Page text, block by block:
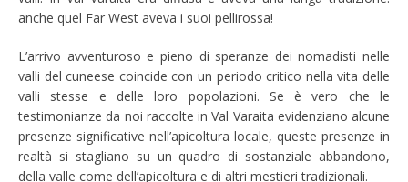
anche quel Far West aveva i suoi pellirossa!
L’arrivo avventuroso e pieno di speranze dei nomadisti nelle
valli del cuneese coincide con un periodo critico nella vita delle
valli stesse e delle loro popolazioni. Se è vero che le
testimonianze da noi raccolte in Val Varaita evidenziano alcune
presenze significative nell’apicoltura locale, queste presenze in
realtà si stagliano su un quadro di sostanziale abbandono,
della valle come dell’apicoltura e di altri mestieri tradizionali.